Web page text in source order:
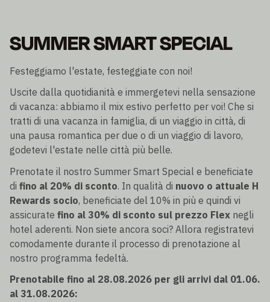
SUMMER SMART SPECIAL
Festeggiamo l'estate, festeggiate con noi!
Uscite dalla quotidianità e immergetevi nella sensazione
di vacanza: abbiamo il mix estivo perfetto per voi! Che si
tratti di una vacanza in famiglia, di un viaggio in città, di
una pausa romantica per due o di un viaggio di lavoro,
godetevi l'estate nelle città più belle.
Prenotate il nostro Summer Smart Special e beneficiate
di fino al 20% di sconto. In qualità di nuovo o attuale H
Rewards socio, beneficiate del 10% in più e quindi vi
assicurate fino al 30% di sconto sul prezzo Flex negli
hotel aderenti. Non siete ancora soci? Allora registratevi
comodamente durante il processo di prenotazione al
nostro programma fedeltà.
Prenotabile fino al 28.08.2026 per gli arrivi dal 01.06.
al 31.08.2026: